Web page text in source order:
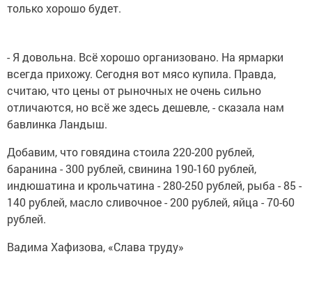
только хорошо будет.
- Я довольна. Всё хорошо организовано. На ярмарки
всегда прихожу. Сегодня вот мясо купила. Правда,
считаю, что цены от рыночных не очень сильно
отличаются, но всё же здесь дешевле, - сказала нам
бавлинка Ландыш.
Добавим, что говядина стоила 220-200 рублей,
баранина - 300 рублей, свинина 190-160 рублей,
индюшатина и крольчатина - 280-250 рублей, рыба - 85 -
140 рублей, масло сливочное - 200 рублей, яйца - 70-60
рублей.
Вадима Хафизова, «Слава труду»